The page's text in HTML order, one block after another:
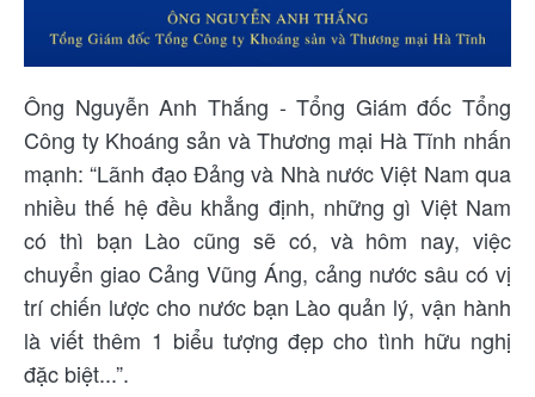
Ông Nguyễn Anh Thắng - Tổng Giám đốc Tổng
Công ty Khoáng sản và Thương mại Hà Tĩnh nhấn
mạnh: “Lãnh đạo Đảng và Nhà nước Việt Nam qua
nhiều thế hệ đều khẳng định, những gì Việt Nam
có thì bạn Lào cũng sẽ có, và hôm nay, việc
chuyển giao Cảng Vũng Áng, cảng nước sâu có vị
trí chiến lược cho nước bạn Lào quản lý, vận hành
là viết thêm 1 biểu tượng đẹp cho tình hữu nghị
đặc biệt...”.